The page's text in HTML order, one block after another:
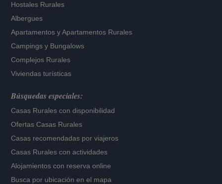
Hostales Rurales
Albergues
Apartamentos yApartamentos Rurales
Campings y Bungalows
Complejos Rurales
Viviendas turísticas
Búsquedas especiales:
Casas Rurales con disponibilidad
Ofertas Casas Rurales
Casas recomendadas por viajeros
Casas Rurales con actividades
Alojamientos con reserva online
Busca por ubicación en el mapa